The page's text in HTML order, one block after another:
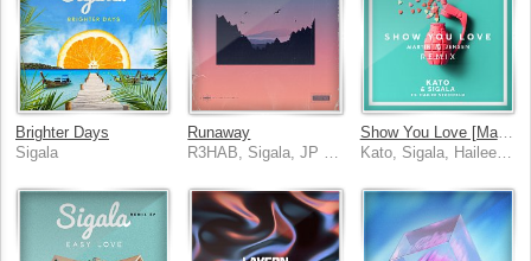
Brighter Days
Sigala
Runaway
Show You Love [Martin Jensen Remix]
Kato, Sigala, Hailee Steinfeld